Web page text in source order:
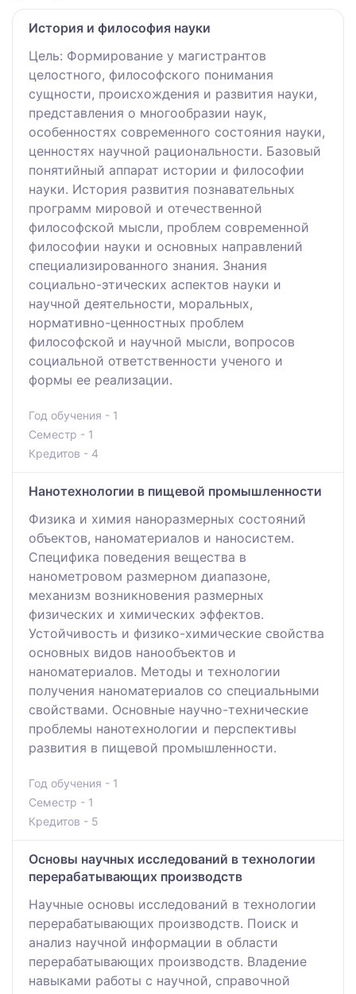
История и философия науки
Цель: Формирование у магистрантов
целостного, философского понимания
сущности, происхождения и развития науки,
представления о многообразии наук,
особенностях современного состояния науки,
ценностях научной рациональности. Базовый
понятийный аппарат истории и философии
науки. История развития познавательных
программ мировой и отечественной
философской мысли, проблем современной
философии науки и основных направлений
специализированного знания. Знания
социально-этических аспектов науки и
научной деятельности, моральных,
нормативно-ценностных проблем
философской и научной мысли, вопросов
социальной ответственности ученого и
формы ее реализации.
Год обучения - 1
Семестр - 1
Кредитов - 4
Нанотехнологии в пищевой промышленности
Физика и химия наноразмерных состояний
объектов, наноматериалов и наносистем.
Специфика поведения вещества в
нанометровом размерном диапазоне,
механизм возникновения размерных
физических и химических эффектов.
Устойчивость и физико-химические свойства
основных видов нанообъектов и
наноматериалов. Методы и технологии
получения наноматериалов со специальными
свойствами. Основные научно-технические
проблемы нанотехнологии и перспективы
развития в пищевой промышленности.
Год обучения - 1
Семестр - 1
Кредитов - 5
Основы научных исследований в технологии
перерабатывающих производств
Научные основы исследований в технологии
перерабатывающих производств. Поиск и
анализ научной информации в области
перерабатывающих производств. Владение
навыками работы с научной, справочной